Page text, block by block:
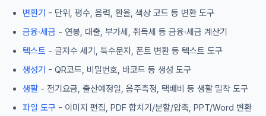
변환기 - 단위, 평수, 음력, 환율, 색상 코드 등 변환 도구
금융·세금 - 연봉, 대출, 부가세, 취득세 등 금융·세금 계산기
텍스트 - 글자수 세기, 특수문자, 폰트 변환 등 텍스트 도구
생성기 - QR코드, 비밀번호, 바코드 등 생성 도구
생활 - 전기요금, 출산예정일, 음주측정, 택배비 등 생활 밀착 도구
파일 도구 - 이미지 편집, PDF 합치기/분할/압축, PPT/Word 변환